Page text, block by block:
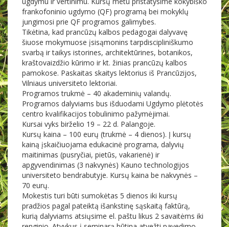
frankofoninio ugdymo (QF) programą bei mokyklų
jungimosi prie QF programos galimybes.
Tikėtina, kad prancūzų kalbos pedagogai dalyvavę
šiuose mokymuose įsisąmonins tarpdiscipliniškumo
svarbą ir taikys istorines, architektūrines, botanikos,
kraštovaizdžio kūrimo ir kt. žinias prancūzų kalbos
pamokose. Paskaitas skaitys lektorius iš Prancūzijos,
Vilniaus universiteto lektoriai.
Programos trukmė – 40 akademinių valandų.
Programos dalyviams bus išduodami Ugdymo plėtotės
centro kvalifikacijos tobulinimo pažymėjimai.
Kursai vyks birželio 19 – 22 d. Palangoje.
Kursų kaina – 100 eurų (trukmė – 4 dienos). Į kursų
kainą įskaičiuojama edukacinė programa, dalyvių
maitinimas (pusryčiai, pietūs, vakarienė) ir
apgyvendinimas (3 nakvynės) Kauno technologijos
universiteto bendrabutyje. Kursų kaina be nakvynės –
70 eurų.
Mokestis turi būti sumokėtas 5 dienos iki kursų
pradžios pagal pateiktą išankstinę sąskaitą faktūrą,
kurią dalyviams atsiųsime el. paštu likus 2 savaitėms iki